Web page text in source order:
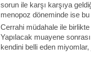
sorun ile karşı karşıya
menopoz döneminde ise
Cerrahi müdahale ile
Yapılacak muayene
kendini belli eden